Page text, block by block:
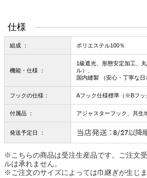
仕様
組成 ： ポリエステル100％
機能・仕様 ：
1級遮光、形態安定加工、
ル）、
国内縫製 （安心・丁寧な日
フックの仕様： Aフック仕様標準（※Bフッ
付属品 ： アジャスターフック、共生
発送予定日 ：
※こちらの商品は受注生産品です。ご注文
ルは承れません。
※ご注文のサイズによっては巾継ぎが生じま